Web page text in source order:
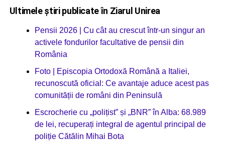
Ultimele știri publicate în Ziarul Unirea
Pensii 2026 | Cu cât au crescut într-un singur an
activele fondurilor facultative de pensii din
România
Foto | Episcopia Ortodoxă Română a Italiei,
recunoscută oficial: Ce avantaje aduce acest pas
comunității de români din Peninsulă
Escrocherie cu „polițist” și „BNR” în Alba: 68.989
de lei, recuperați integral de agentul principal de
poliție Cătălin Mihai Bota